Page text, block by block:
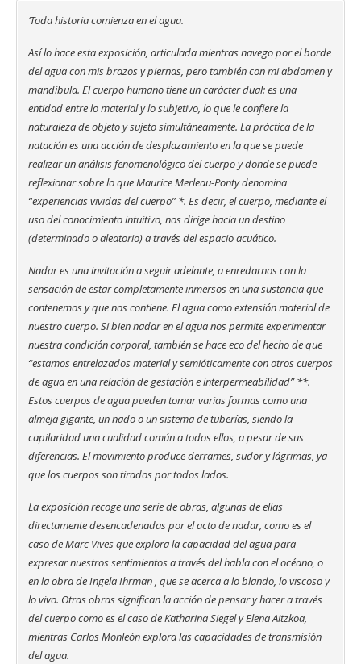
‘Toda historia comienza en el agua.
Así lo hace esta exposición, articulada mientras navego por el borde
del agua con mis brazos y piernas, pero también con mi abdomen y
mandíbula. El cuerpo humano tiene un carácter dual: es una
entidad entre lo material y lo subjetivo, lo que le confiere la
naturaleza de objeto y sujeto simultáneamente. La práctica de la
natación es una acción de desplazamiento en la que se puede
realizar un análisis fenomenológico del cuerpo y donde se puede
reflexionar sobre lo que Maurice Merleau-Ponty denomina
“experiencias vividas del cuerpo” *. Es decir, el cuerpo, mediante el
uso del conocimiento intuitivo, nos dirige hacia un destino
(determinado o aleatorio) a través del espacio acuático.
Nadar es una invitación a seguir adelante, a enredarnos con la
sensación de estar completamente inmersos en una sustancia que
contenemos y que nos contiene. El agua como extensión material de
nuestro cuerpo. Si bien nadar en el agua nos permite experimentar
nuestra condición corporal, también se hace eco del hecho de que
“estamos entrelazados material y semióticamente con otros cuerpos
de agua en una relación de gestación e interpermeabilidad” **.
Estos cuerpos de agua pueden tomar varias formas como una
almeja gigante, un nado o un sistema de tuberías, siendo la
capilaridad una cualidad común a todos ellos, a pesar de sus
diferencias. El movimiento produce derrames, sudor y lágrimas, ya
que los cuerpos son tirados por todos lados.
La exposición recoge una serie de obras, algunas de ellas
directamente desencadenadas por el acto de nadar, como es el
caso de Marc Vives que explora la capacidad del agua para
expresar nuestros sentimientos a través del habla con el océano, o
en la obra de Ingela Ihrman , que se acerca a lo blando, lo viscoso y
lo vivo. Otras obras significan la acción de pensar y hacer a través
del cuerpo como es el caso de Katharina Siegel y Elena Aitzkoa,
mientras Carlos Monleón explora las capacidades de transmisión
del agua.